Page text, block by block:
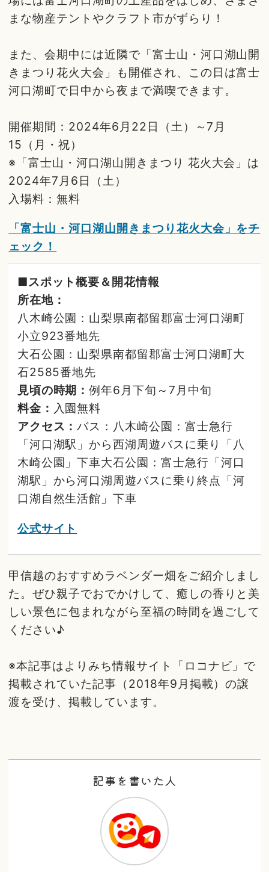
まな物産テントやクラフト市がずらり！
また、会期中には近隣で「富士山・河口湖山開
きまつり花火大会」も開催され、この日は富士
河口湖町で日中から夜まで満喫できます。
開催期間：2024年6月22日（土）～7月
15（月・祝）
※「富士山・河口湖山開きまつり 花火大会」は
2024年7月6日（土）
入場料：無料
「富士山・河口湖山開きまつり花火大会」をチ
ェック！
■スポット概要＆開花情報
所在地：
八木崎公園：山梨県南都留郡富士河口湖町
小立923番地先
大石公園：山梨県南都留郡富士河口湖町大
石2585番地先
見頃の時期：例年6月下旬～7月中旬
料金： 入園無料
アクセス：バス：八木崎公園：富士急行
「河口湖駅」から西湖周遊バスに乗り「八
木崎公園」下車大石公園：富士急行「河口
湖駅」から河口湖周遊バスに乗り終点「河
口湖自然生活館」下車
公式サイト
甲信越のおすすめラベンダー畑をご紹介しまし
た。ぜひ親子でおでかけして、癒しの香りと美
しい景色に包まれながら至福の時間を過ごして
ください♪
※本記事はよりみち情報サイト「ロコナビ」で
掲載されていた記事（2018年9月掲載）の譲
渡を受け、掲載しています。
記事を書いた人